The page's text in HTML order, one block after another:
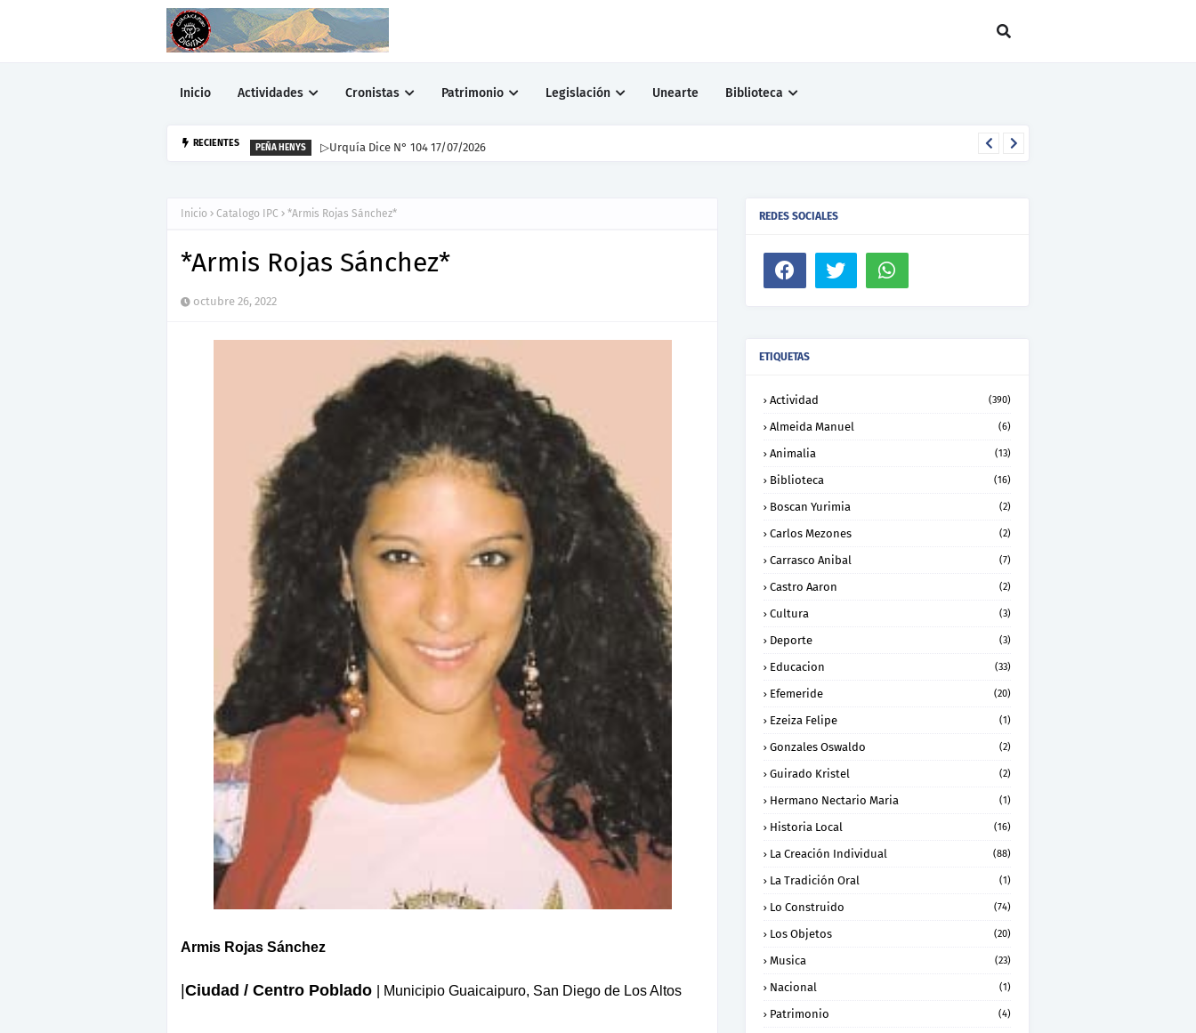
Inicio Actividades Cronistas Patrimonio Legislación Unearte Biblioteca
RECIENTES PEÑA HENYS ▷Urquía Dice N° 104 17/07/2026
Inicio Catalogo IPC *Armis Rojas Sánchez*
*Armis Rojas Sánchez*
octubre 26, 2022
Armis Rojas Sánchez
Ciudad / Centro Poblado | Municipio Guaicaipuro, San Diego de Los Altos
REDES SOCIALES
ETIQUETAS
Actividad (390)
Almeida Manuel (6)
Animalia (13)
Biblioteca (16)
Boscan Yurimia (2)
Carlos Mezones (2)
Carrasco Anibal (7)
Castro Aaron (2)
Cultura (3)
Deporte (3)
Educacion (33)
Efemeride (20)
Ezeiza Felipe (1)
Gonzales Oswaldo (2)
Guirado Kristel (2)
Hermano Nectario Maria (1)
Historia Local (16)
La Creación Individual (88)
La Tradición Oral (1)
Lo Construido (74)
Los Objetos (20)
Musica (23)
Nacional (1)
Patrimonio (4)